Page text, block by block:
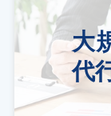
大
代